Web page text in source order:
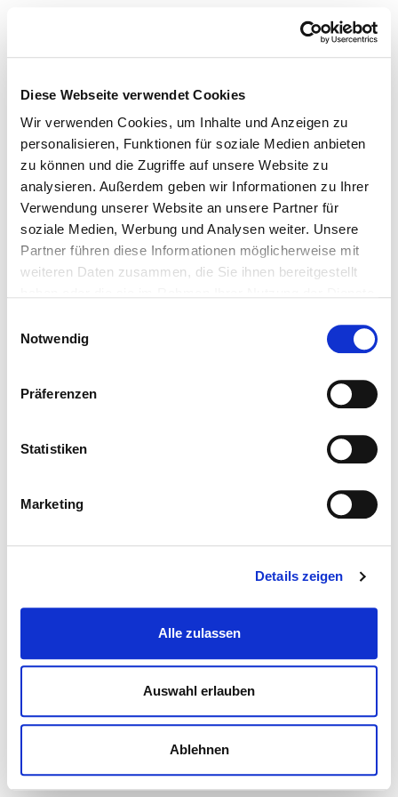
Diese Webseite verwendet Cookies
Wir verwenden Cookies, um Inhalte und Anzeigen zu
personalisieren, Funktionen für soziale Medien anbieten
zu können und die Zugriffe auf unsere Website zu
analysieren. Außerdem geben wir Informationen zu Ihrer
Verwendung unserer Website an unsere Partner für
soziale Medien, Werbung und Analysen weiter. Unsere
Partner führen diese Informationen möglicherweise mit
weiteren Daten zusammen, die Sie ihnen bereitgestellt
Notwendig
Präferenzen
Statistiken
Marketing
Details zeigen
Alle zulassen
Auswahl erlauben
Ablehnen